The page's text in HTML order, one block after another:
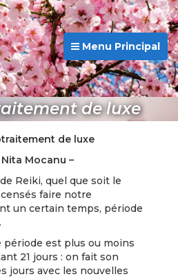
Menu Principal
de luxe
de luxe
Mocanu –
Reiki, quel que soit le
faire notre
un certain temps, période
période est plus ou moins
21 jours : on fait son
jours avec les nouvelles